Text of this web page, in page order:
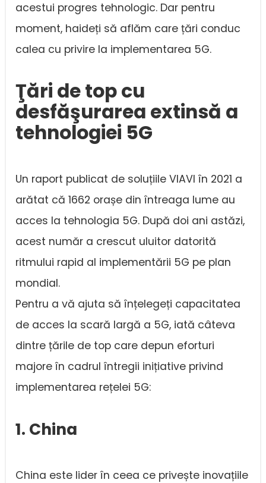
acestui progres tehnologic. Dar pentru
moment, haideți să aflăm care țări conduc
calea cu privire la implementarea 5G.
Ţări de top cu
desfăşurarea extinsă a
tehnologiei 5G
Un raport publicat de soluțiile VIAVI în 2021 a
arătat că 1662 orașe din întreaga lume au
acces la tehnologia 5G. După doi ani astăzi,
acest număr a crescut uluitor datorită
ritmului rapid al implementării 5G pe plan
mondial.
Pentru a vă ajuta să înțelegeți capacitatea
de acces la scară largă a 5G, iată câteva
dintre țările de top care depun eforturi
majore în cadrul întregii inițiative privind
implementarea rețelei 5G:
1. China
China este lider în ceea ce privește inovațiile